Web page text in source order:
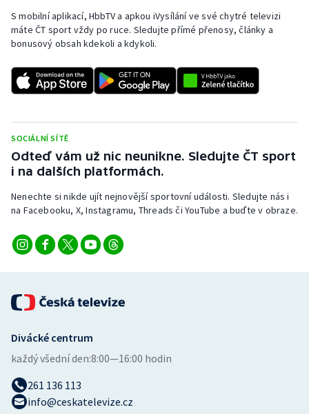
Rychlostní kanoistika
Sportovní střelba
Stolní tenis
Triatlon
Veslování
Volejbal
S mobilní aplikací, HbbTV a apkou iVysílání ve své chytré televizi
máte ČT sport vždy po ruce. Sledujte přímé přenosy, články a
bonusový obsah kdekoli a kdykoli.
SOCIÁLNÍ SÍTĚ
Odteď vám už nic neunikne. Sledujte ČT sport
i na dalších platformách.
Nenechte si nikde ujít nejnovější sportovní události. Sledujte nás i
na Facebooku, X, Instagramu, Threads či YouTube a buďte v obraze.
Divácké centrum
každý všední den:8:00—16:00 hodin
261 136 113
info@ceskatelevize.cz